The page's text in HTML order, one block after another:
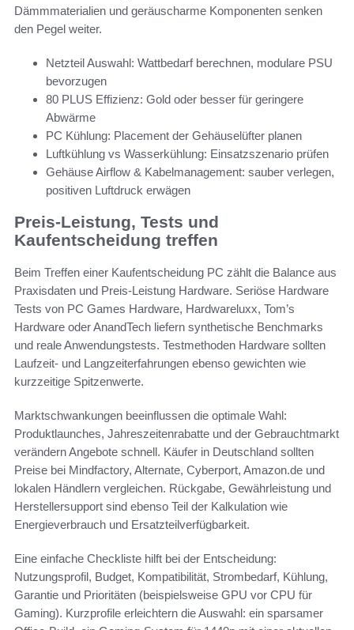
Dämmmaterialien und geräuscharme Komponenten senken
den Pegel weiter.
Netzteil Auswahl: Wattbedarf berechnen, modulare PSU
bevorzugen
80 PLUS Effizienz: Gold oder besser für geringere
Abwärme
PC Kühlung: Placement der Gehäuselüfter planen
Luftkühlung vs Wasserkühlung: Einsatzszenario prüfen
Gehäuse Airflow & Kabelmanagement: sauber verlegen,
positiven Luftdruck erwägen
Preis-Leistung, Tests und
Kaufentscheidung treffen
Beim Treffen einer Kaufentscheidung PC zählt die Balance aus
Praxisdaten und Preis-Leistung Hardware. Seriöse Hardware
Tests von PC Games Hardware, Hardwareluxx, Tom’s
Hardware oder AnandTech liefern synthetische Benchmarks
und reale Anwendungstests. Testmethoden Hardware sollten
Laufzeit- und Langzeiterfahrungen ebenso gewichten wie
kurzzeitige Spitzenwerte.
Marktschwankungen beeinflussen die optimale Wahl:
Produktlaunches, Jahreszeitenrabatte und der Gebrauchtmarkt
verändern Angebote schnell. Käufer in Deutschland sollten
Preise bei Mindfactory, Alternate, Cyberport, Amazon.de und
lokalen Händlern vergleichen. Rückgabe, Gewährleistung und
Herstellersupport sind ebenso Teil der Kalkulation wie
Energieverbrauch und Ersatzteilverfügbarkeit.
Eine einfache Checkliste hilft bei der Entscheidung:
Nutzungsprofil, Budget, Kompatibilität, Strombedarf, Kühlung,
Garantie und Prioritäten (beispielsweise GPU vor CPU für
Gaming). Kurzprofile erleichtern die Auswahl: ein sparsamer